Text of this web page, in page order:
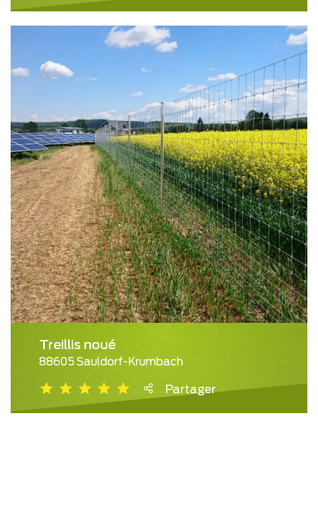
Treillis noué
88605 Sauldorf-Krumbach
Partager